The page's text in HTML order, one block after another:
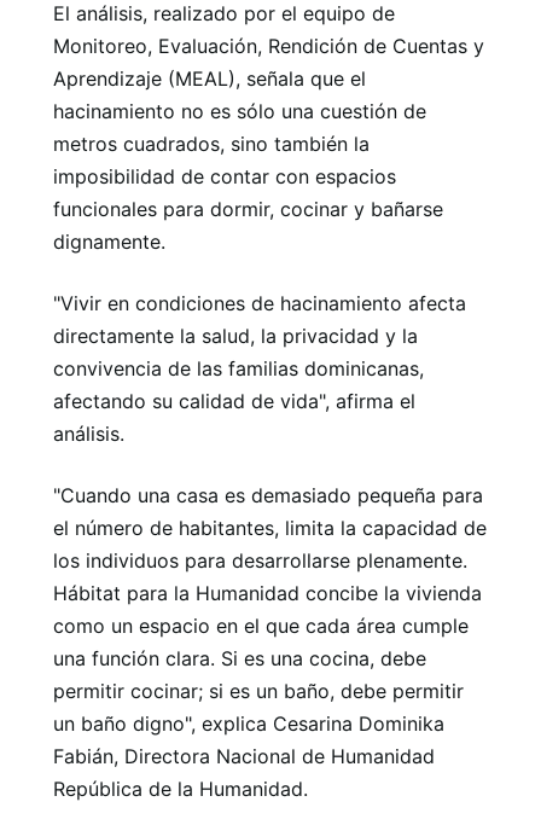
El análisis, realizado por el equipo de
Monitoreo, Evaluación, Rendición de Cuentas y
Aprendizaje (MEAL), señala que el
hacinamiento no es sólo una cuestión de
metros cuadrados, sino también la
imposibilidad de contar con espacios
funcionales para dormir, cocinar y bañarse
dignamente.
"Vivir en condiciones de hacinamiento afecta
directamente la salud, la privacidad y la
convivencia de las familias dominicanas,
afectando su calidad de vida", afirma el
análisis.
"Cuando una casa es demasiado pequeña para
el número de habitantes, limita la capacidad de
los individuos para desarrollarse plenamente.
Hábitat para la Humanidad concibe la vivienda
como un espacio en el que cada área cumple
una función clara. Si es una cocina, debe
permitir cocinar; si es un baño, debe permitir
un baño digno", explica Cesarina Dominika
Fabián, Directora Nacional de Humanidad
República de la Humanidad.